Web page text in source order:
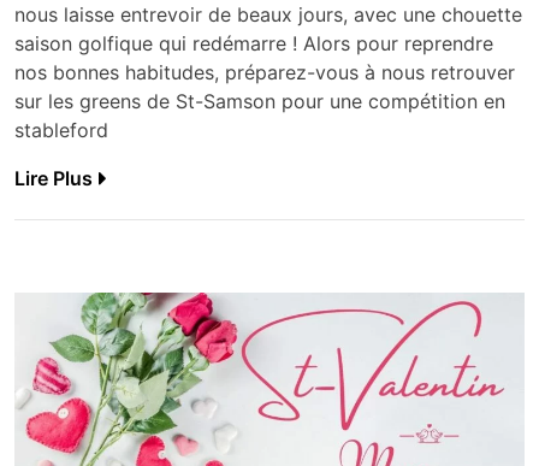
nous laisse entrevoir de beaux jours, avec une chouette
saison golfique qui redémarre ! Alors pour reprendre
nos bonnes habitudes, préparez-vous à nous retrouver
sur les greens de St-Samson pour une compétition en
stableford
Lire Plus